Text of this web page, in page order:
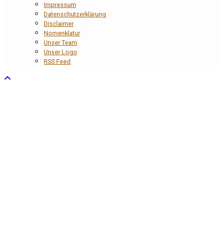
Impressum
Datenschutzerklärung
Disclaimer
Nomenklatur
Unser Team
Unser Logo
RSS Feed